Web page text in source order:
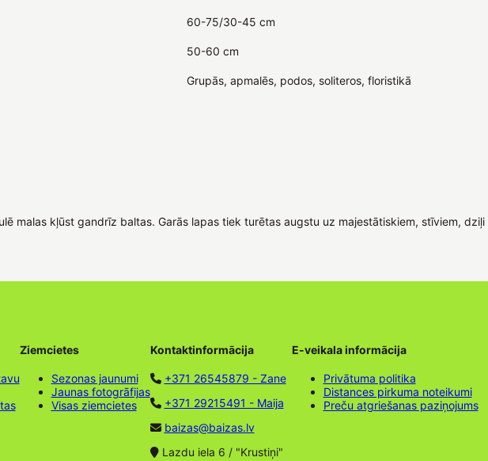
60-75/30-45 cm
50-60 cm
Grupās, apmalēs, podos, soliteros, floristikā
malas kļūst gandrīz baltas. Garās lapas tiek turētas augstu uz majestātiskiem, stīviem,
Ziemcietes
Sezonas jaunumi
Jaunas fotogrāfijas
Visas ziemcietes
Kontaktinformācija
+371 26545879 - Zane
+371 29215491 - Maija
baizas@baizas.lv
Lazdu iela 6 / "Krustiņi"
E-veikala informācija
Privātuma politika
Distances pirkuma noteikumi
Preču atgriešanas paziņojums